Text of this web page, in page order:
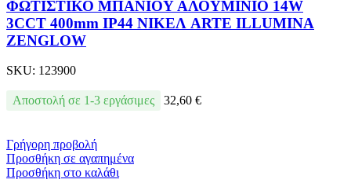
ΦΩΤΙΣΤΙΚΟ ΜΠΑΝΙΟΥ ΑΛΟΥΜΙΝΙΟ 14W
3CCT 400mm IP44 ΝΙΚΕΛ ARTE ILLUMINA
ZENGLOW
SKU: 123900
Αποστολή σε 1-3 εργάσιμες 32,60 €
Γρήγορη προβολή
Προσθήκη σε αγαπημένα
Προσθήκη στο καλάθι